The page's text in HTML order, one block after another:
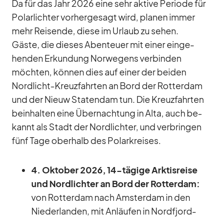
Da für das Jahr 2026 eine sehr ak­tive Pe­ri­ode für
Po­lar­lich­ter vor­her­ge­sagt wird, pla­nen im­mer
mehr Rei­sende, diese im Ur­laub zu se­hen.
Gäste, die die­ses Aben­teuer mit ei­ner ein­ge­
hen­den Er­kun­dung Nor­we­gens ver­bin­den
möch­ten, kön­nen dies auf ei­ner der bei­den
Nord­licht-Kreuz­fahr­ten an Bord der Rot­ter­dam
und der Nieuw Sta­ten­dam tun. Die Kreuz­fahr­ten
be­inhal­ten eine Über­nach­tung in Alta, auch be­
kannt als Stadt der Nord­lich­ter, und ver­brin­gen
fünf Tage ober­halb des Po­lar­krei­ses.
4. Ok­to­ber 2026, 14-tä­gige Ark­tis­reise
und Nord­lich­ter an Bord der Rot­ter­dam:
von Rot­ter­dam nach Ams­ter­dam in den
Nie­der­lan­den, mit An­läu­fen in Nord­fjord­